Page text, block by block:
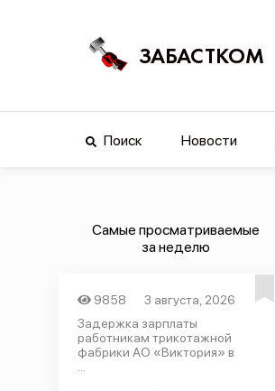
ЗАБАСТКОМ
Поиск Новости
Самые просматриваемые
за неделю
9858
3 августа, 2026
Задержка зарплаты
работникам трикотажной
фабрики АО «Виктория» в